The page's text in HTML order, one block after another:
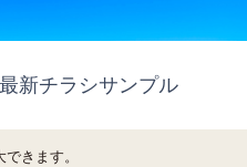
新チラシサンプル
きます。